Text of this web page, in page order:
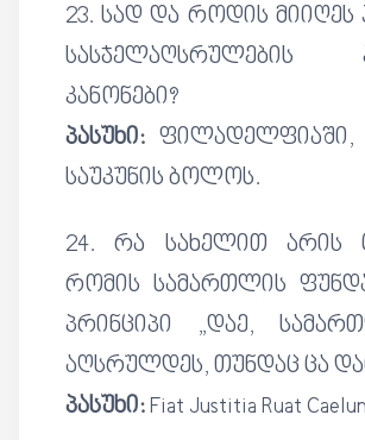
23. სად და როდის მიიღეს
სასჯელაღსრულების
კანონები?
პასუხი: ფილადელფიაში,
საუკუნის ბოლოს.
24. რა სახელით არის
რომის სამართლის
პრინციპი „დაე,
აღსრულდეს, თუნდაც ცა
პასუხი:Fiat Justitia Ruat